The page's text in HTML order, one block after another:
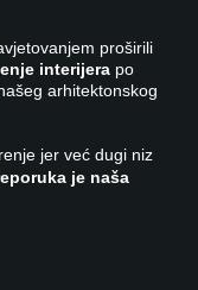
proširili
interijera po
arhitektonskog
jer već dugi niz
je naša